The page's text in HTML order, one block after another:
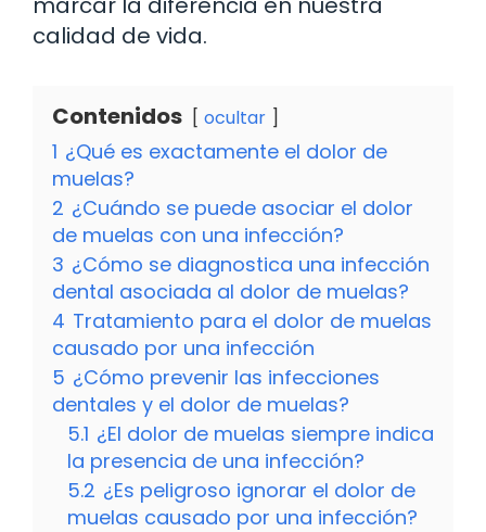
calidad de vida.
Contenidos ocultar
1 ¿Qué es exactamente el dolor de
muelas?
2 ¿Cuándo se puede asociar el dolor
de muelas con una infección?
3 ¿Cómo se diagnostica una infección
dental asociada al dolor de muelas?
4 Tratamiento para el dolor de muelas
causado por una infección
5 ¿Cómo prevenir las infecciones
dentales y el dolor de muelas?
5.1 ¿El dolor de muelas siempre indica
la presencia de una infección?
5.2 ¿Es peligroso ignorar el dolor de
muelas causado por una infección?